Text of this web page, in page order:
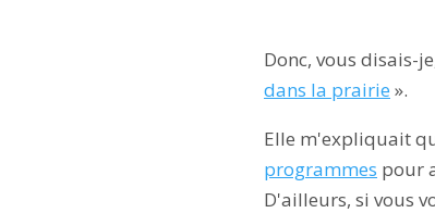
Donc, vous disais-
dans la prairie ».
Elle m'expliquait
programmes pour
D'ailleurs, si vous